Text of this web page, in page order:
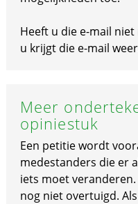
Heeft u die e-mail
u krijgt die e-mail
Meer
opiniestuk
Een petitie wordt
medestanders die er
iets moet
nog niet overtuigd.